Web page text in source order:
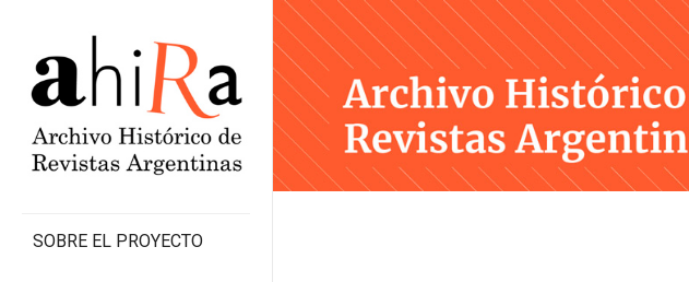
SOBRE EL PROYECTO